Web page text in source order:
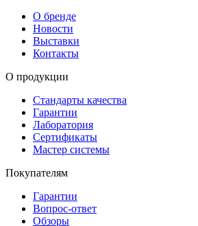
О бренде
Новости
Выставки
Контакты
О продукции
Стандарты качества
Гарантии
Лаборатория
Сертификаты
Мастер системы
Покупателям
Гарантии
Вопрос-ответ
Обзоры